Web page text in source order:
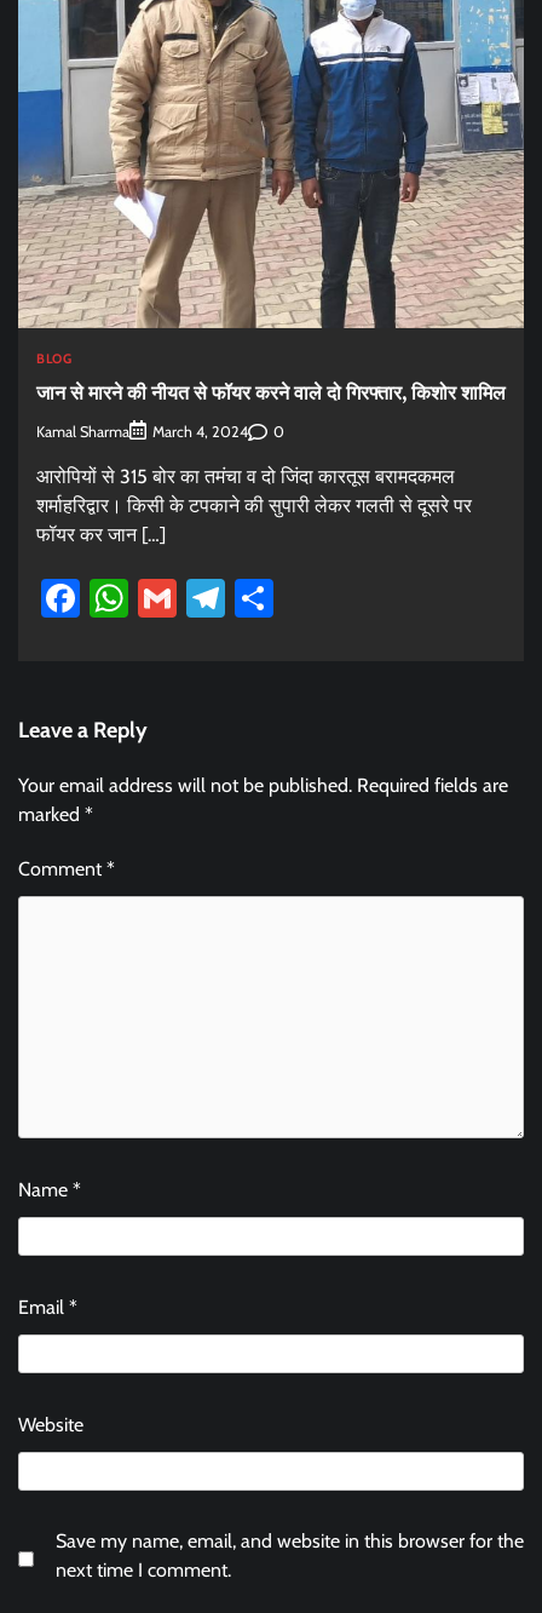
BLOG
जान से मारने की नीयत से फॉयर करने वाले दो गिरफ्तार, किशोर शामिल
Kamal Sharma March 4, 2024 0
आरोपियों से 315 बोर का तमंचा व दो जिंदा कारतूस बरामदकमल
शर्माहरिद्वार। किसी के टपकाने की सुपारी लेकर गलती से दूसरे पर
फॉयर कर जान […]
Facebook
WhatsApp
GmailTelegram
Leave a Reply
Your email address will not be published. Required fields are
marked *
Comment*
Name *
Email *
Website
Save my name, email, and website in this browser for the
next time I comment.